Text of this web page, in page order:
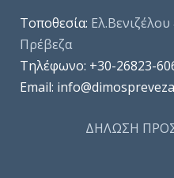
Τοποθεσία:
Πρέβεζα
Τηλέφωνo: +30-26823-
Email:
ΔΗΛΩΣΗ